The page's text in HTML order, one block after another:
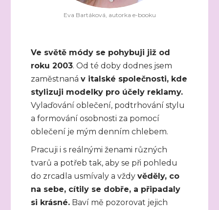
Eva Bartáková, autorka e-booku
Ve světě módy se pohybuji již od
roku 2003. Od té doby dodnes jsem
zaměstnaná v italské společnosti, kde
stylizuji modelky pro účely reklamy.
Vylaďování oblečení, podtrhování stylu
a formování osobnosti za pomocí
oblečení je mým denním chlebem.
Pracuji i s reálnými ženami různých
tvarů a potřeb tak, aby se při pohledu
do zrcadla usmívaly a vždy věděly, co
na sebe, cítily se dobře, a připadaly
si krásné.Baví mě pozorovat jejich